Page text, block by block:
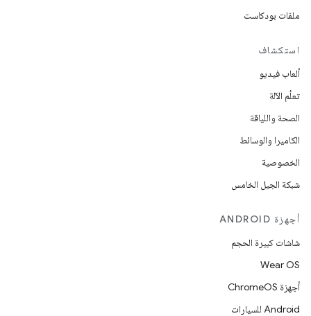
ملفات بودكاست
استكشاف
ألعاب فيديو
تعلُم الآلة
الصحة واللياقة
الكاميرا والوسائط
الخصوصية
شبكة الجيل الخامس
أجهزة ANDROID
شاشات كبيرة الحجم
Wear OS
أجهزة ChromeOS
Android للسيارات